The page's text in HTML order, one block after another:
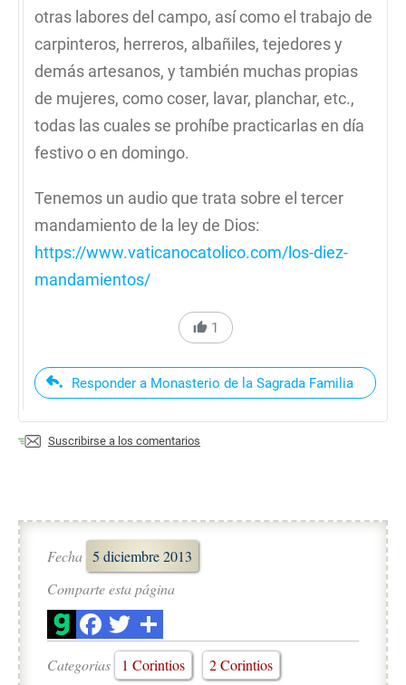
otras labores del campo, así como el trabajo de
carpinteros, herreros, albañiles, tejedores y
demás artesanos, y también muchas propias
de mujeres, como coser, lavar, planchar, etc.,
todas las cuales se prohíbe practicarlas en día
festivo o en domingo.
Tenemos un audio que trata sobre el tercer
mandamiento de la ley de Dios:
https://www.vaticanocatolico.com/los-diez-
mandamientos/
1
Responder a Monasterio de la Sagrada Familia
Suscribirse a los comentarios
Fecha 5 diciembre 2013
Comparte esta página
Categorias 1 Corintios
2 Corintios